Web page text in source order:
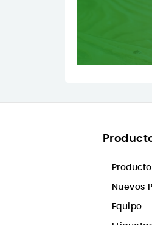
Nuevos
Equipo